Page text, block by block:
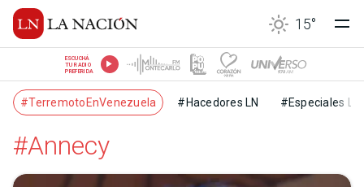
15°
ESCUCHÁ
TU RADIO
PREFERIDA
#TerremotoEnVenezuela #Hacedores LN #Especiales LN
#Annecy